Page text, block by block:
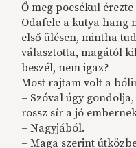
Ő meg pocsékul
Odafele a kutya hang
első ülésen, mintha
választotta, magától
beszél, nem igaz?
Most rajtam volt a
– Szóval úgy
rossz sír a jó
– Nagyjából.
– Maga szerint